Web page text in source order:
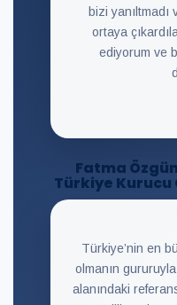
bizi
ortaya
ediyorum ve
Fatma
Türkiye Kurucu
Türkiye’nin en
olmanın
alanındaki